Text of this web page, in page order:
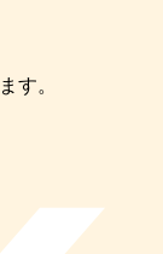
す。